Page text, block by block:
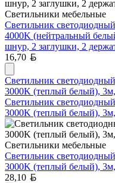
Светильники мебельные
Светильник
4000K (нейтральный
шнур, 2 заглушки, 2
16,70
Светильник
3000K (теплый белый),
Светильник
3000K (теплый белый),
Светильники мебельные
Светильник
3000K (теплый белый),
28,10